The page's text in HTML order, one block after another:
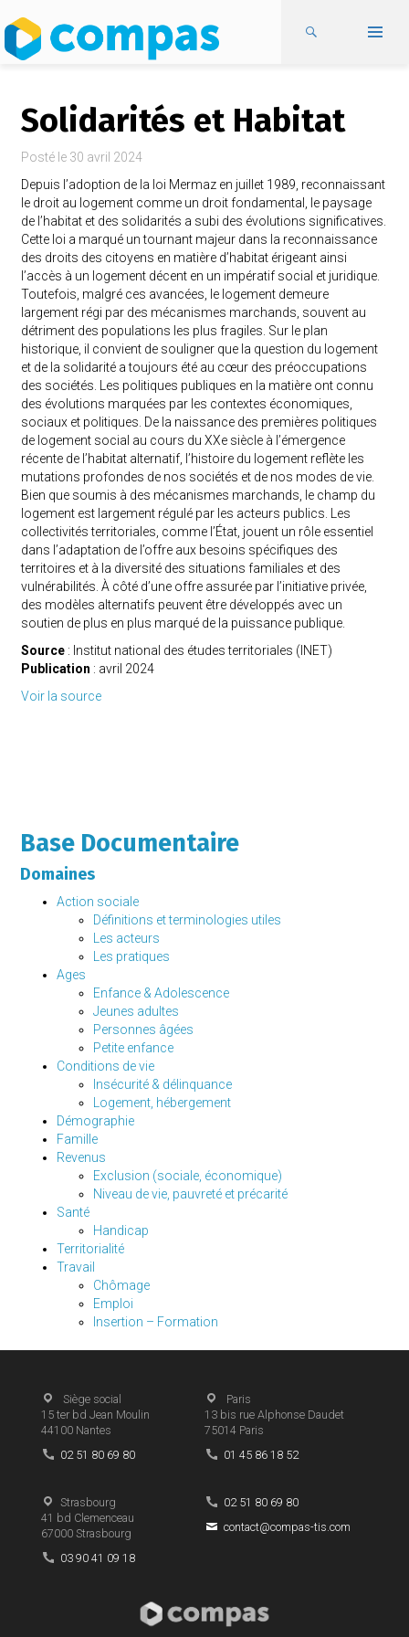
Solidarités et Habitat
Posté le 30 avril 2024
Depuis l’adoption de la loi Mermaz en juillet 1989, reconnaissant
le droit au logement comme un droit fondamental, le paysage
de l’habitat et des solidarités a subi des évolutions significatives.
Cette loi a marqué un tournant majeur dans la reconnaissance
des droits des citoyens en matière d’habitat érigeant ainsi
l’accès à un logement décent en un impératif social et juridique.
Toutefois, malgré ces avancées, le logement demeure
largement régi par des mécanismes marchands, souvent au
détriment des populations les plus fragiles. Sur le plan
historique, il convient de souligner que la question du logement
et de la solidarité a toujours été au cœur des préoccupations
des sociétés. Les politiques publiques en la matière ont connu
des évolutions marquées par les contextes économiques,
sociaux et politiques. De la naissance des premières politiques
de logement social au cours du XXe siècle à l’émergence
récente de l’habitat alternatif, l’histoire du logement reflète les
mutations profondes de nos sociétés et de nos modes de vie.
Bien que soumis à des mécanismes marchands, le champ du
logement est largement régulé par les acteurs publics. Les
collectivités territoriales, comme l’État, jouent un rôle essentiel
dans l’adaptation de l’offre aux besoins spécifiques des
territoires et à la diversité des situations familiales et des
vulnérabilités. À côté d’une offre assurée par l’initiative privée,
des modèles alternatifs peuvent être développés avec un
soutien de plus en plus marqué de la puissance publique.
Source : Institut national des études territoriales (INET)
Publication : avril 2024
Voir la source
Base Documentaire
Domaines
Action sociale
Définitions et terminologies utiles
Les acteurs
Les pratiques
Ages
Enfance & Adolescence
Jeunes adultes
Personnes âgées
Petite enfance
Conditions de vie
Insécurité & délinquance
Logement, hébergement
Démographie
Famille
Revenus
Exclusion (sociale, économique)
Niveau de vie, pauvreté et précarité
Santé
Handicap
Territorialité
Travail
Chômage
Emploi
Insertion – Formation
Siège social
15 ter bd Jean Moulin
44100 Nantes
02 51 80 69 80
Paris
13 bis rue Alphonse Daudet
75014 Paris
01 45 86 18 52
Strasbourg
41 bd Clemenceau
67000 Strasbourg
03 90 41 09 18
02 51 80 69 80
contact@compas-tis.com